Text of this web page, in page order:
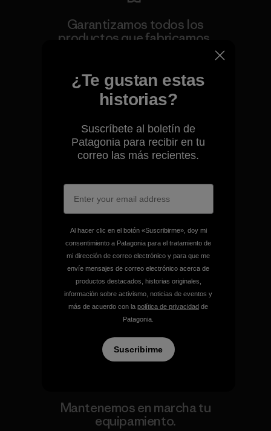
Garantizamos todos los
productos que fabricamos.
Ver Garantía Blindada
Asumimos la
responsabilidad de nuestro
Apoyamos el activismo de
base.
Mantenemos en marcha tu
equipamiento.
¿Te gustan estas
historias?
Suscríbete al boletín de
Patagonia para recibir en tu
correo las más recientes.
Al hacer clic en el botón «Suscribirme», doy mi
consentimiento a Patagonia para el tratamiento de
mi dirección de correo electrónico y para que me
envíe mensajes de correo electrónico acerca de
productos destacados, historias originales,
información sobre activismo, noticias de eventos y
más de acuerdo con la política de privacidad de
Patagonia.
Suscribirme